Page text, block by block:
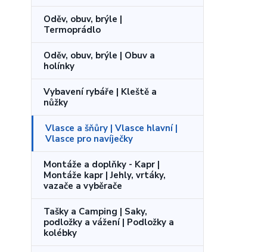
Oděv, obuv, brýle |
Termoprádlo
Oděv, obuv, brýle | Obuv a
holínky
Vybavení rybáře | Kleště a
nůžky
Vlasce a šňůry | Vlasce hlavní |
Vlasce pro navíječky
Montáže a doplňky - Kapr |
Montáže kapr | Jehly, vrtáky,
vazače a vyběrače
Tašky a Camping | Saky,
podložky a vážení | Podložky a
kolébky